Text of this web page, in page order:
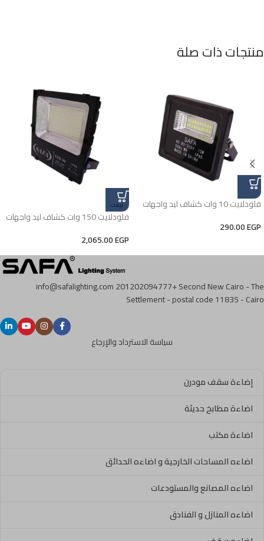
منتجات ذات صلة
فلودلايت 10 وات كشاف ليد واجهات
290.00EGP
بيعت
فلودلايت 150 وات كشاف ليد واجهات
2,065.00EGP
info@safalighting.com201202094777+Second New Cairo - The
Settlement - postal code 11835 - Cairo
سياسة الاسترداد والإرجاع
إضاءة سقف مودرن
اضاءة مطابخ حديثة
اضاءة مكتب
اضاءه المساحات الخارجية و اضاءه الحدائق
اضاءه المصانع والمستودعات
اضاءه المنازل و الفنادق